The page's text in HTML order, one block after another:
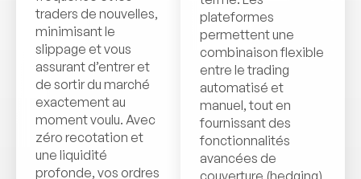
traders de nouvelles,
minimisant le
slippage et vous
assurant d’entrer et
de sortir du marché
exactement au
moment voulu. Avec
zéro recotation et
une liquidité
profonde, vos ordres
plateformes
permettent une
combinaison flexible
entre le trading
automatisé et
manuel, tout en
fournissant des
fonctionnalités
avancées de
couverture (hedging)